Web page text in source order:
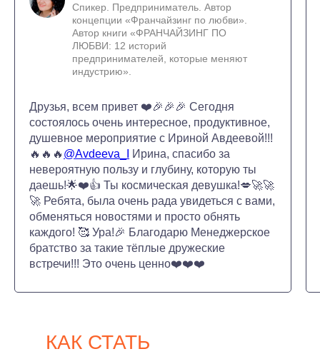
Спикер. Предприниматель. Автор
концепции «Франчайзинг по любви».
Автор книги «ФРАНЧАЙЗИНГ ПО
ЛЮБВИ: 12 историй
предпринимателей, которые меняют
индустрию».
Друзья, всем привет ❤️🎉🎉🎉 Сегодня
состоялось очень интересное, продуктивное,
душевное мероприятие с Ириной Авдеевой!!!
🔥🔥🔥 @Avdeeva_I
Ирина, спасибо за
невероятную пользу и глубину, которую ты
даешь!🌟❤️👍 Ты космическая девушка!💋🚀🚀
🚀 Ребята, была очень рада увидеться с вами,
обменяться новостями и просто обнять
каждого! 🥰 Ура!🎉 Благодарю Менеджерское
братство за такие тёплые дружеские
встречи!!! Это очень ценно❤️❤️❤️
КАК СТАТЬ